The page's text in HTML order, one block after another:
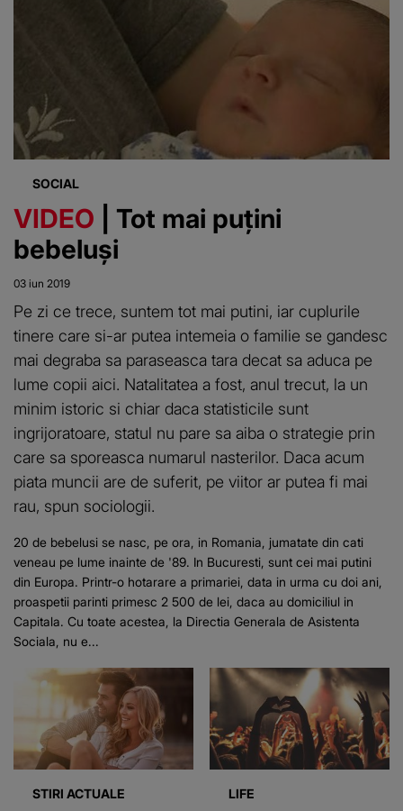
SOCIAL
VIDEO | Tot mai puțini
bebeluși
03 iun 2019
Pe zi ce trece, suntem tot mai putini, iar cuplurile
tinere care si-ar putea intemeia o familie se gandesc
mai degraba sa paraseasca tara decat sa aduca pe
lume copii aici. Natalitatea a fost, anul trecut, la un
minim istoric si chiar daca statisticile sunt
ingrijoratoare, statul nu pare sa aiba o strategie prin
care sa sporeasca numarul nasterilor. Daca acum
piata muncii are de suferit, pe viitor ar putea fi mai
rau, spun sociologii.
20 de bebelusi se nasc, pe ora, in Romania, jumatate din cati
veneau pe lume inainte de '89. In Bucuresti, sunt cei mai putini
din Europa. Printr-o hotarare a primariei, data in urma cu doi ani,
proaspetii parinti primesc 2 500 de lei, daca au domiciliul in
Capitala. Cu toate acestea, la Directia Generala de Asistenta
Sociala, nu e...
STIRI ACTUALE LIFE